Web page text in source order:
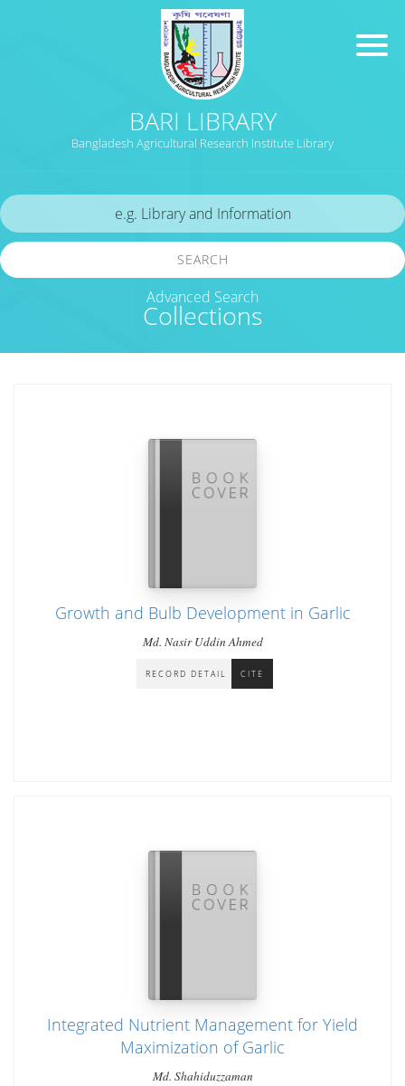
BARI LIBRARY
Bangladesh Agricultural Research Institute Library
Collections
SEARCH
Advanced Search
Growth and Bulb Development in Garlic
Md. Nasir Uddin Ahmed
RECORD DETAIL CITE
Integrated Nutrient Management for Yield
Maximization of Garlic
Md. Shahiduzzaman